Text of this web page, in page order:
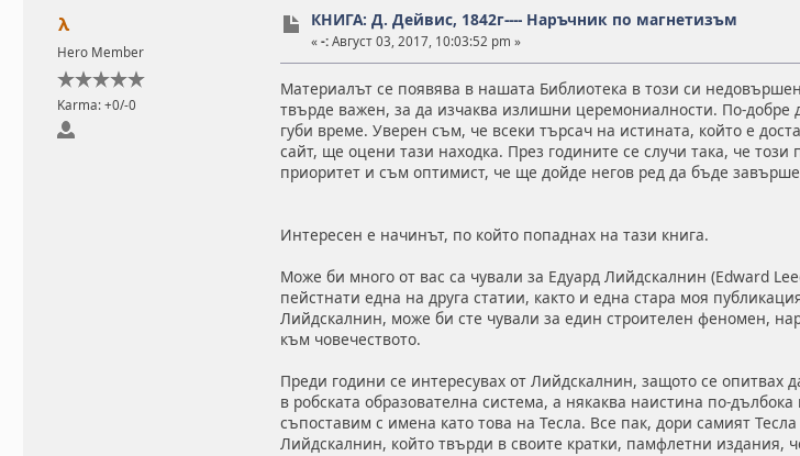
λ
Hero Member
Karma: +0/-0
КНИГА: Д. Дейвис, 1842г---- Наръчник по магнетизъм
«-: Август 03, 2017, 10:03:52 pm »
Материалът се появява в нашата Библиотека в този си
твърде важен, за да изчаква излишни церемониалности. По-добре
губи време. Уверен съм, че всеки търсач на истината, който е
сайт, ще оцени тази находка. През годините се случи така, че
приоритет и съм оптимист, че ще дойде негов ред да бъде
Интересен е начинът, по който попаднах на тази книга.
Може би много от вас са чували за Едуард Лийдскалнин (Edward
пейстнати една на друга статии, както и една стара моя
Лийдскалнин, може би сте чували за един строителен феномен,
към човечеството.
Преди години се интересувах от Лийдскалнин, защото се опитвах
в робската образователна система, а някаква наистина по-
съпоставим с имена като това на Тесла. Все пак, дори самият
Лийдскалнин, който твърди в своите кратки, памфлетни издания,